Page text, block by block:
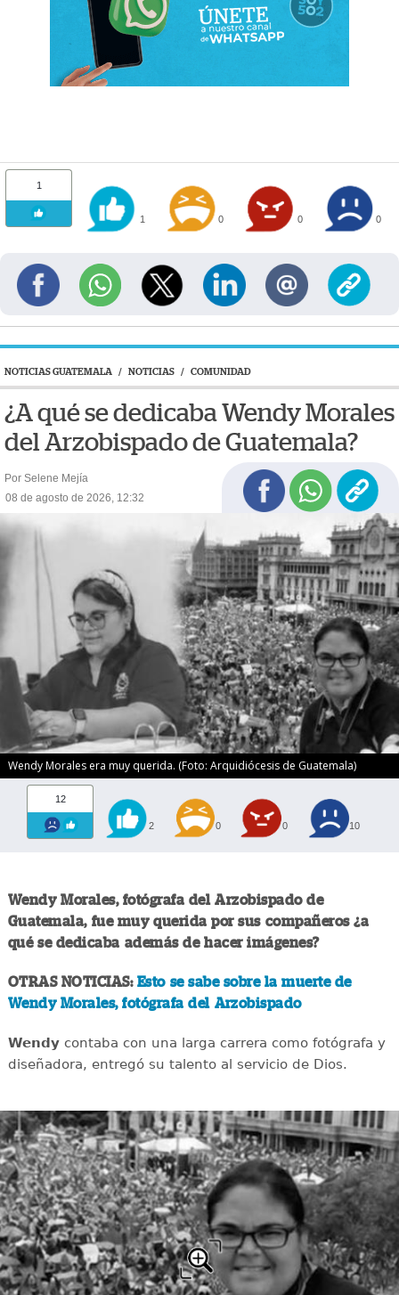
1
1 0 0 0
NOTICIAS GUATEMALA / NOTICIAS / COMUNIDAD
¿A qué se dedicaba Wendy Morales
del Arzobispado de Guatemala?
Por Selene Mejía
08 de agosto de 2026, 12:32
Wendy Morales era muy querida. (Foto: Arquidiócesis de Guatemala)
12
2 0 0 10
Wendy Morales, fotógrafa del Arzobispado de
Guatemala, fue muy querida por sus compañeros ¿a
qué se dedicaba además de hacer imágenes?
OTRAS NOTICIAS: Esto se sabe sobre la muerte de
Wendy Morales, fotógrafa del Arzobispado
Wendycontaba con una larga carrera como fotógrafa y
diseñadora, entregó su talento al servicio de Dios.